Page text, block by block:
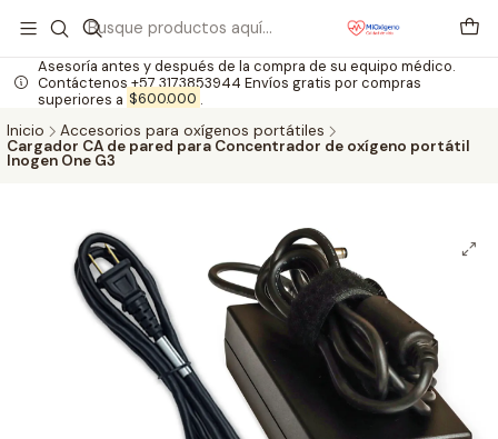
Asesoría antes y después de la compra de su equipo médico.
Contáctenos +57 3173853944 Envíos gratis por compras
superiores a $600.000 .
Inicio
Accesorios para oxígenos portátiles
Cargador CA de pared para Concentrador de oxígeno portátil
Inogen One G3